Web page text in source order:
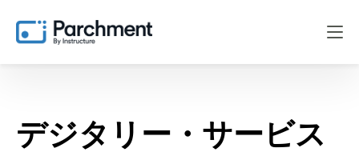
デジタリー・サービス